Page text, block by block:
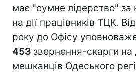
має "сумне лідерство" за
на дії працівників ТЦК.
року до Офісу
453 звернення-скарги на
мешканців Одеського